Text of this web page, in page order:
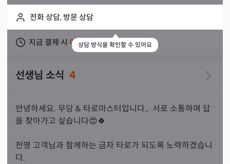
전화 상담, 방문 상담
상담 방식을 확인할 수 있어요
지금 결제 시 이틀 뒤상담 가능
선생님 소식 4
안녕하세요. 무당 & 타로마스터입니다.,  서로 소통하며 답
을 찾아가고 싶습니다😍🍀
천명 고객님과 함께하는 금자 타로가 되도록 노력하겠습니
다.